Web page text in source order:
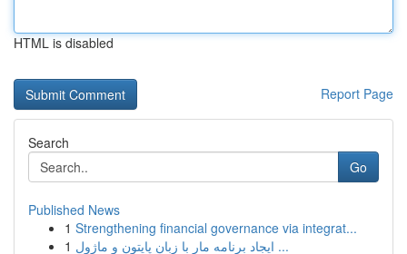
HTML is disabled
Report Page
Search
Go
Published News
1 Strengthening financial governance via integrat...
1
ایجاد برنامه مار با زبان پایتون و ماژول ...